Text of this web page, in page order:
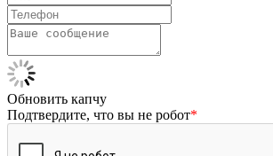
Обновить капчу
Подтвердите, что вы не робот*